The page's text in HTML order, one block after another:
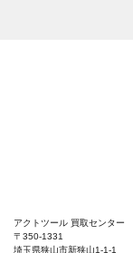
アクトツール 買取センター
〒350-1331
埼玉県狭山市新狭山1-1-1